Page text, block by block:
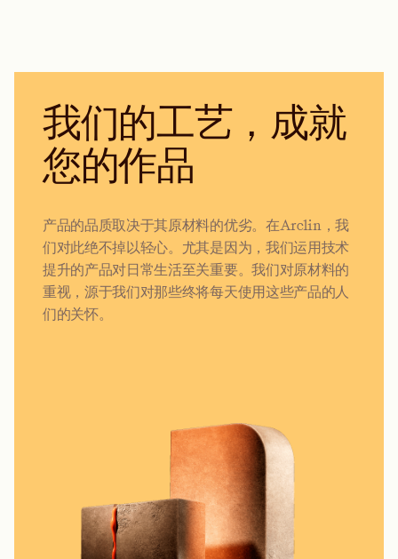
我们的工艺，成就
您的作品
产品的品质取决于其原材料的优劣。在Arclin，我
们对此绝不掉以轻心。尤其是因为，我们运用技术
提升的产品对日常生活至关重要。我们对原材料的
重视，源于我们对那些终将每天使用这些产品的人
们的关怀。